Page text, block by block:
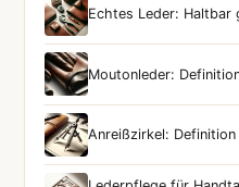
Echtes Leder: Haltbar
Moutonleder:
Anreißzirkel: